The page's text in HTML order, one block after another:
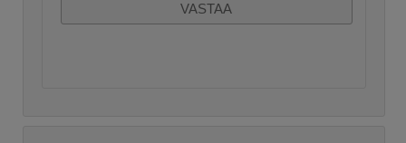
VASTAA